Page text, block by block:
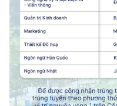
THỜI BÁO VTV
Theo dõi báo trên
Cơ quan chủ quản:Đài